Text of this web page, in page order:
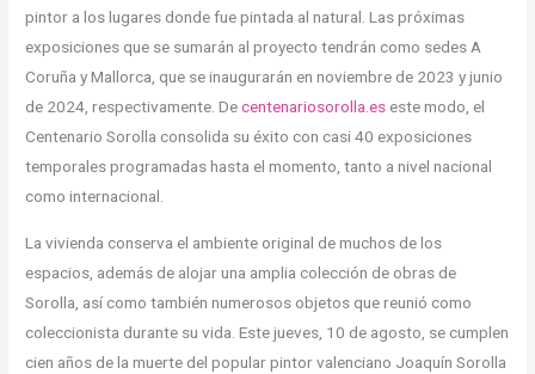
pintor a los lugares donde fue pintada al natural. Las próximas
exposiciones que se sumarán al proyecto tendrán como sedes A
Coruña y Mallorca, que se inaugurarán en noviembre de 2023 y junio
de 2024, respectivamente. Decentenariosorolla.es este modo, el
Centenario Sorolla consolida su éxito con casi 40 exposiciones
temporales programadas hasta el momento, tanto a nivel nacional
como internacional.
La vivienda conserva el ambiente original de muchos de los
espacios, además de alojar una amplia colección de obras de
Sorolla, así como también numerosos objetos que reunió como
coleccionista durante su vida. Este jueves, 10 de agosto, se cumplen
cien años de la muerte del popular pintor valenciano Joaquín Sorolla